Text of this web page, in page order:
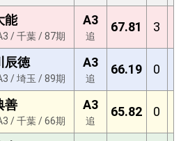
能
/ 千葉 / 87期
A3
追
67.81 3
辰徳
/ 埼玉 / 89期
A3
追
66.19 0
善
/ 千葉 / 66期
A3
追
65.82 0